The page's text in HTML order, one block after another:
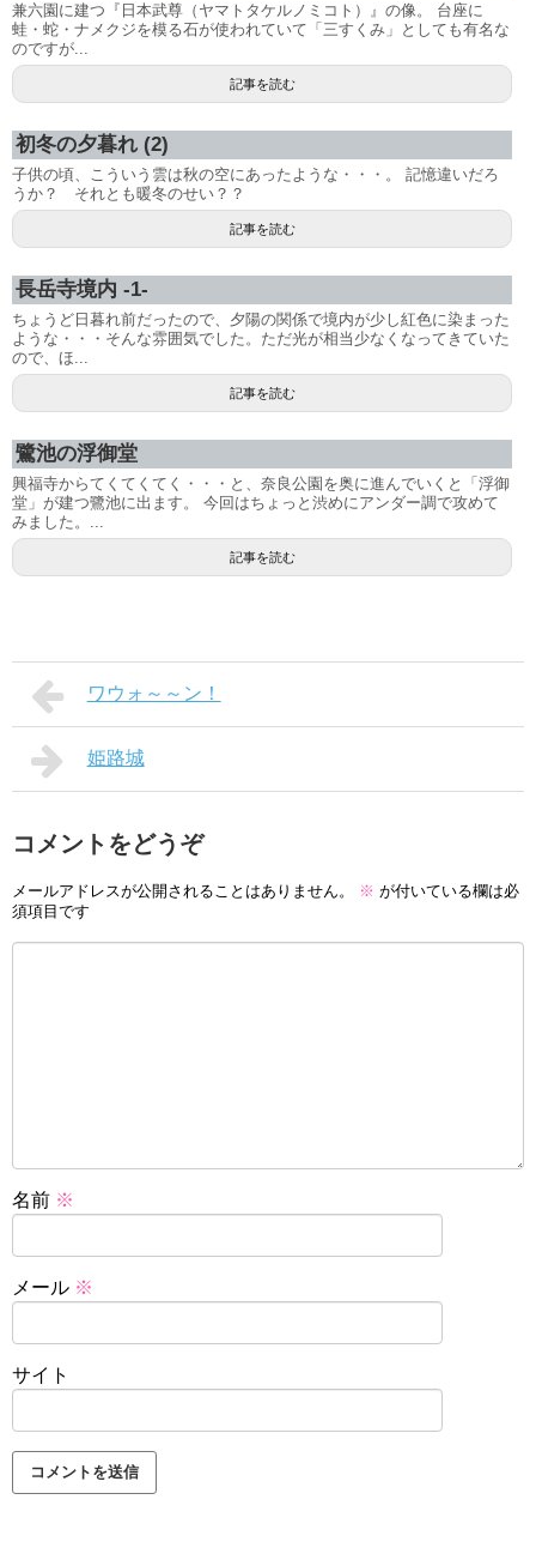
兼六園に建つ『日本武尊（ヤマトタケルノミコト）』の像。 台座に
蛙・蛇・ナメクジを模る石が使われていて「三すくみ」としても有名な
のですが...
記事を読む
初冬の夕暮れ (2)
子供の頃、こういう雲は秋の空にあったような・・・。 記憶違いだろ
うか？ それとも暖冬のせい？？
記事を読む
長岳寺境内 -1-
ちょうど日暮れ前だったので、夕陽の関係で境内が少し紅色に染まった
ような・・・そんな雰囲気でした。ただ光が相当少なくなってきていた
ので、ほ...
記事を読む
鷺池の浮御堂
興福寺からてくてくてく・・・と、奈良公園を奥に進んでいくと「浮御
堂」が建つ鷺池に出ます。 今回はちょっと渋めにアンダー調で攻めて
みました。...
記事を読む
ワウォ～～ン！
姫路城
コメントをどうぞ
メールアドレスが公開されることはありません。 ※ が付いている欄は必
須項目です
名前 ※
メール ※
サイト